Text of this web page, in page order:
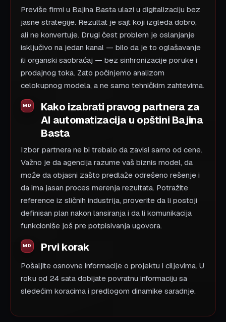
Previše firmi u Bajina Basta ulazi u digitalizaciju bez
jasne strategije. Rezultat je sajt koji izgleda dobro,
ali ne konvertuje. Drugi čest problem je oslanjanje
isključivo na jedan kanal — bilo da je to oglašavanje
ili organski saobraćaj — bez sinhronizacije poruke i
prodajnog toka. Zato počinjemo analizom
celokupnog modela, a ne samo tehničkim zahtevima.
Kako izabrati pravog partnera za
AI automatizacija u opštini Bajina
Basta
Izbor partnera ne bi trebalo da zavisi samo od cene.
Važno je da agencija razume vaš biznis model, da
može da objasni zašto predlaže odrešeno rešenje i
da ima jasan proces merenja rezultata. Potražite
reference iz sličnih industrija, proverite da li postoji
definisan plan nakon lansiranja i da li komunikacija
funkcioniše još pre potpisivanja ugovora.
Prvi korak
Pošaljite osnovne informacije o projektu i ciljevima. U
roku od 24 sata dobijate povratnu informaciju sa
sledećim koracima i predlogom dinamike saradnje.